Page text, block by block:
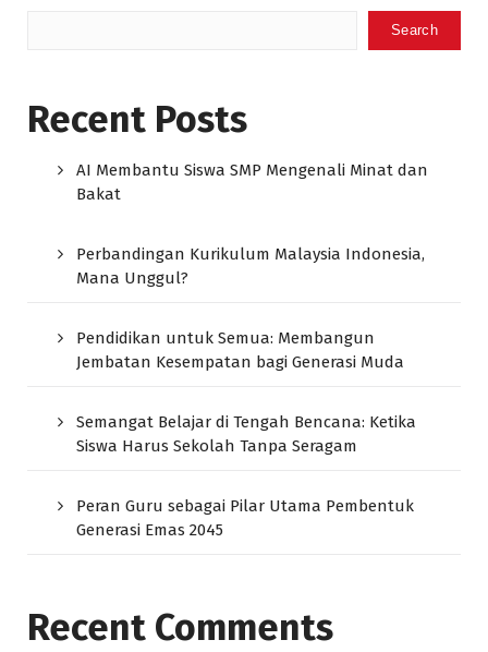
Search
Recent Posts
AI Membantu Siswa SMP Mengenali Minat dan
Bakat
Perbandingan Kurikulum Malaysia Indonesia,
Mana Unggul?
Pendidikan untuk Semua: Membangun
Jembatan Kesempatan bagi Generasi Muda
Semangat Belajar di Tengah Bencana: Ketika
Siswa Harus Sekolah Tanpa Seragam
Peran Guru sebagai Pilar Utama Pembentuk
Generasi Emas 2045
Recent Comments